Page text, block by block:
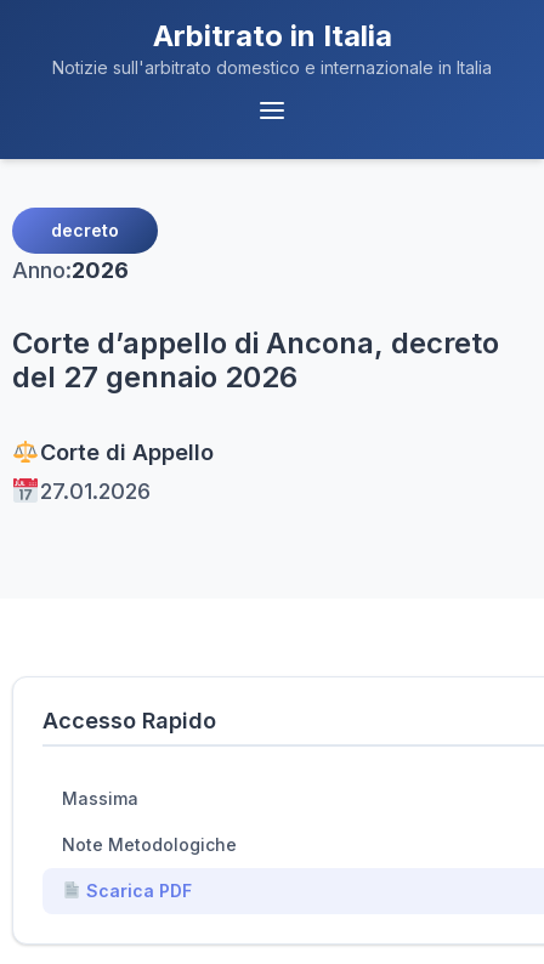
Arbitrato in Italia
Notizie sull'arbitrato domestico e internazionale in Italia
Menu
decreto
Anno:2026
Corte d’appello di Ancona, decreto
del 27 gennaio 2026
Corte di Appello
27.01.2026
Accesso Rapido
Massima
Note Metodologiche
Scarica PDF